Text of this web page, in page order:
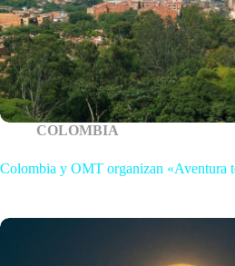
COLOMBIA
Colombia y OMT organizan «Aventura